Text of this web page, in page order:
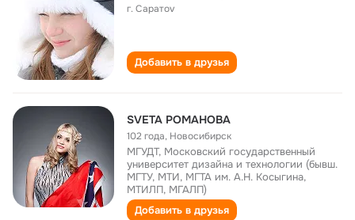
г. Саратоv
Добавить в друзья
SVETA РОМАНОВА
102 года, Новосибирск
МГУДТ, Московский государственный
университет дизайна и технологии (бывш.
МГТУ, МТИ, МГТА им. А.Н. Косыгина,
МТИЛП, МГАЛП)
Добавить в друзья